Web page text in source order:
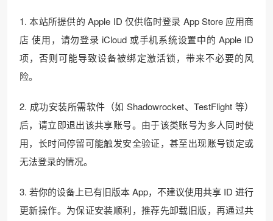
1. 本站所提供的 Apple ID 仅供临时登录 App Store 应用商
店 使用，请勿登录 iCloud 或手机系统设置中的 Apple ID
项，否则可能导致设备被绑定激活锁，带来不必要的风
险。
2. 成功安装所需软件（如 Shadowrocket、TestFlight 等）
后，请立即退出该共享账号。由于该类账号为多人同时使
用，长时间停留可能触发安全验证，甚至出现账号锁定或
无法登录的情况。
3. 若你的设备上已有旧版本 App，不建议使用共享 ID 进行
更新操作。为保证安装顺利，推荐先卸载旧版，再通过共